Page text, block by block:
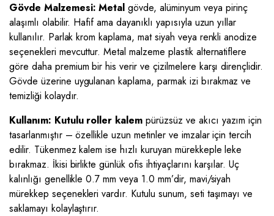
Gövde Malzemesi: Metal gövde, alüminyum veya pirinç
alaşımlı olabilir. Hafif ama dayanıklı yapısıyla uzun yıllar
kullanılır. Parlak krom kaplama, mat siyah veya renkli anodize
seçenekleri mevcuttur. Metal malzeme plastik alternatiflere
göre daha premium bir his verir ve çizilmelere karşı dirençlidir.
Gövde üzerine uygulanan kaplama, parmak izi bırakmaz ve
temizliği kolaydır.
Kullanım: Kutulu roller kalem pürüzsüz ve akıcı yazım için
tasarlanmıştır – özellikle uzun metinler ve imzalar için tercih
edilir. Tükenmez kalem ise hızlı kuruyan mürekkeple leke
bırakmaz. İkisi birlikte günlük ofis ihtiyaçlarını karşılar. Uç
kalınlığı genellikle 0.7 mm veya 1.0 mm’dir, mavi/siyah
mürekkep seçenekleri vardır. Kutulu sunum, seti taşımayı ve
saklamayı kolaylaştırır.